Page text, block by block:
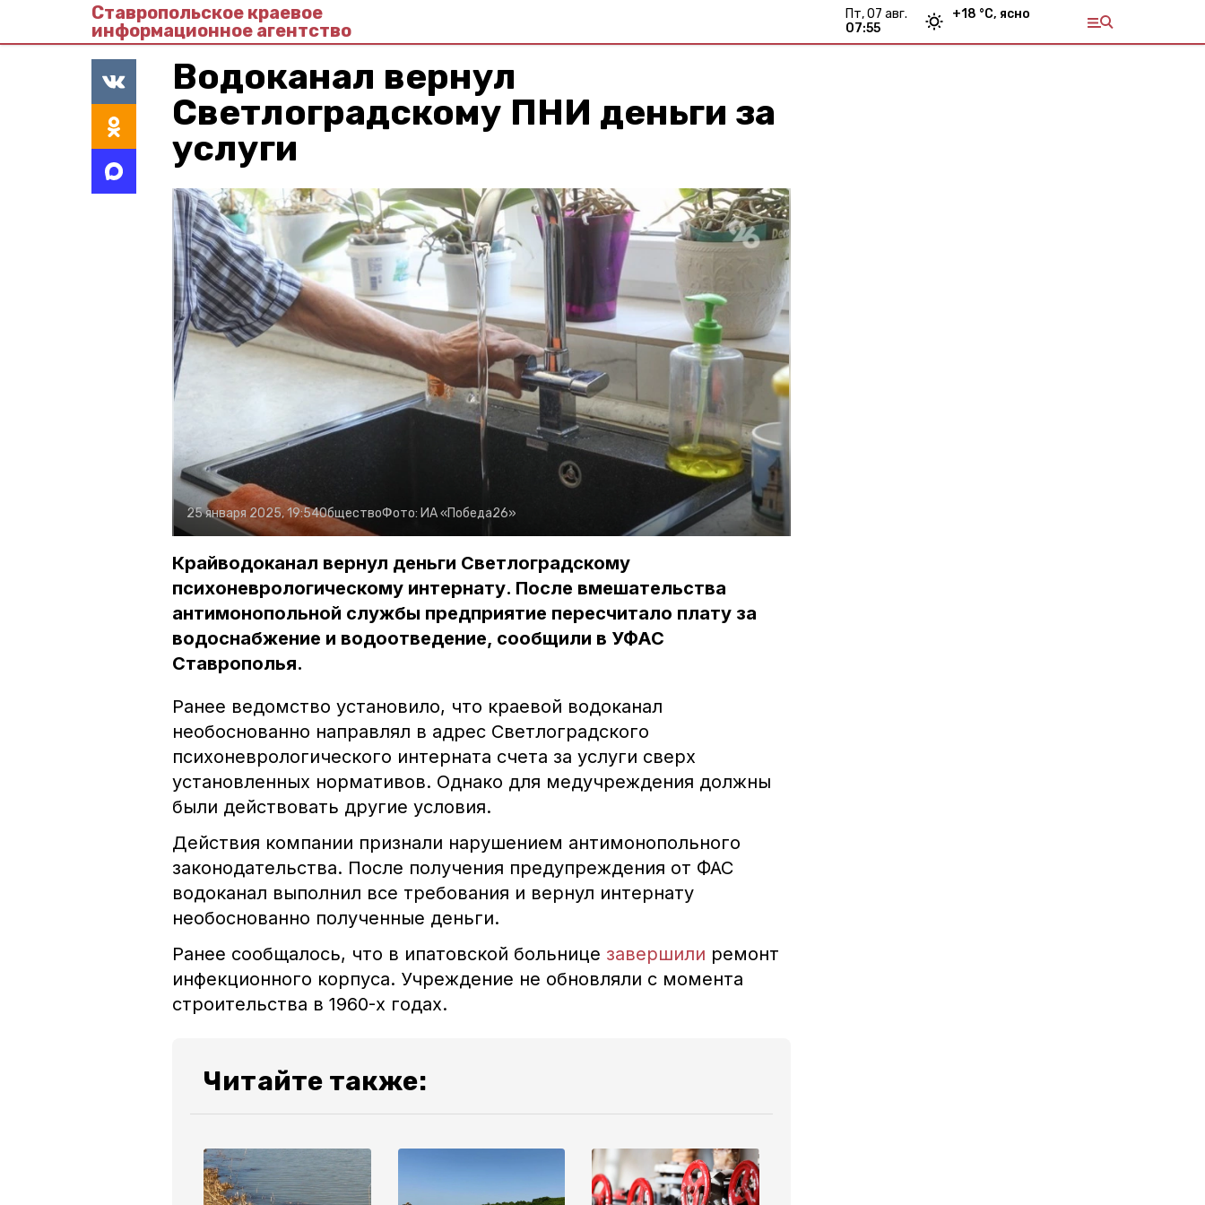
Ставропольское краевое
информационное агентство
пт, 07 авг.
07:55
+18 °С, ясно
Водоканал вернул
Светлоградскому ПНИ деньги за
услуги
25 января 2025, 19:54ОбществоФото: ИА «Победа26»
Крайводоканал вернул деньги Светлоградскому
психоневрологическому интернату. После вмешательства
антимонопольной службы предприятие пересчитало плату за
водоснабжение и водоотведение, сообщили в УФАС
Ставрополья.
Ранее ведомство установило, что краевой водоканал
необоснованно направлял в адрес Светлоградского
психоневрологического интерната счета за услуги сверх
установленных нормативов. Однако для медучреждения должны
были действовать другие условия.
Действия компании признали нарушением антимонопольного
законодательства. После получения предупреждения от ФАС
водоканал выполнил все требования и вернул интернату
необоснованно полученные деньги.
Ранее сообщалось, что в ипатовской больнице завершили ремонт
инфекционного корпуса. Учреждение не обновляли с момента
строительства в 1960-х годах.
Читайте также: